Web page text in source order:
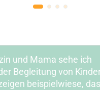
und Mama sehe ich
Begleitung von
beispielwiese,